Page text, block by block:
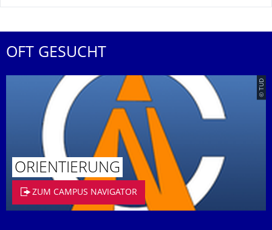
OFT GESUCHT
© TUD
ORIENTIERUNG
ZUM CAMPUS NAVIGATOR